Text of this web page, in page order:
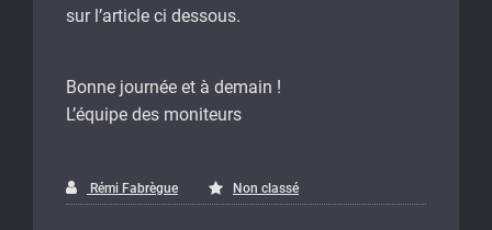
sur l’article ci dessous.
Bonne journée et à demain !
L’équipe des moniteurs
Rémi Fabrègue Non classé